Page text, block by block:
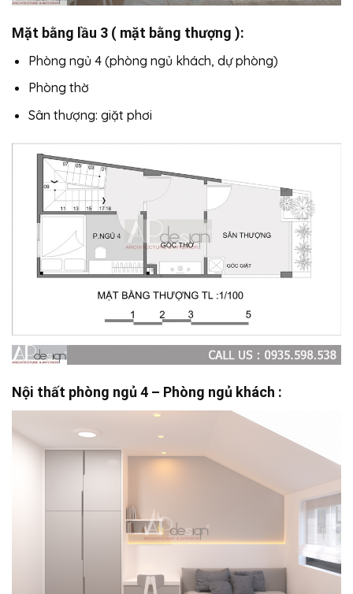
Mặt bằng lầu 3 ( mặt bằng thượng ):
Phòng ngủ 4 (phòng ngủ khách, dự phòng)
Phòng thờ
Sân thượng: giặt phơi
Nội thất phòng ngủ 4 – Phòng ngủ khách :